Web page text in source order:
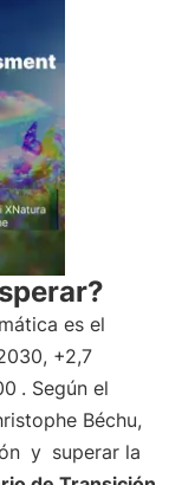
es el
+2,7
. Según el
Béchu,
y superar la